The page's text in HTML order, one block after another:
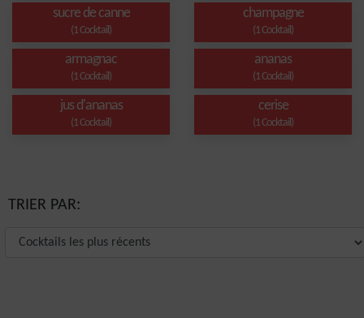
sucre de canne
(1 Cocktail)
champagne
(1 Cocktail)
armagnac
(1 Cocktail)
ananas
(1 Cocktail)
jus d'ananas
(1 Cocktail)
cerise
(1 Cocktail)
TRIER PAR: